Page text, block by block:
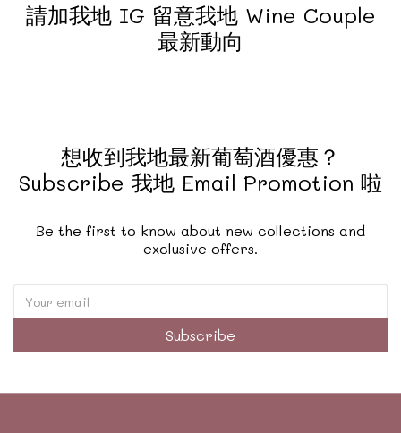
請加我地 IG 留意我地 Wine Couple
最新動向
想收到我地最新葡萄酒優惠？
Subscribe 我地 Email Promotion 啦
Be the first to know about new collections and
exclusive offers.
Subscribe